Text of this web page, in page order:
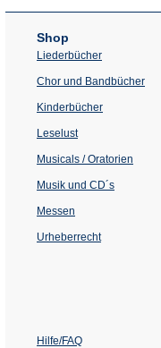
Shop
Liederbücher
Chor und Bandbücher
Kinderbücher
Leselust
Musicals / Oratorien
Musik und CD´s
Messen
Urheberrecht
Hilfe/FAQ